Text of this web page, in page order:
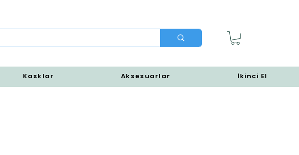
Kasklar Aksesuarlar İkinci El